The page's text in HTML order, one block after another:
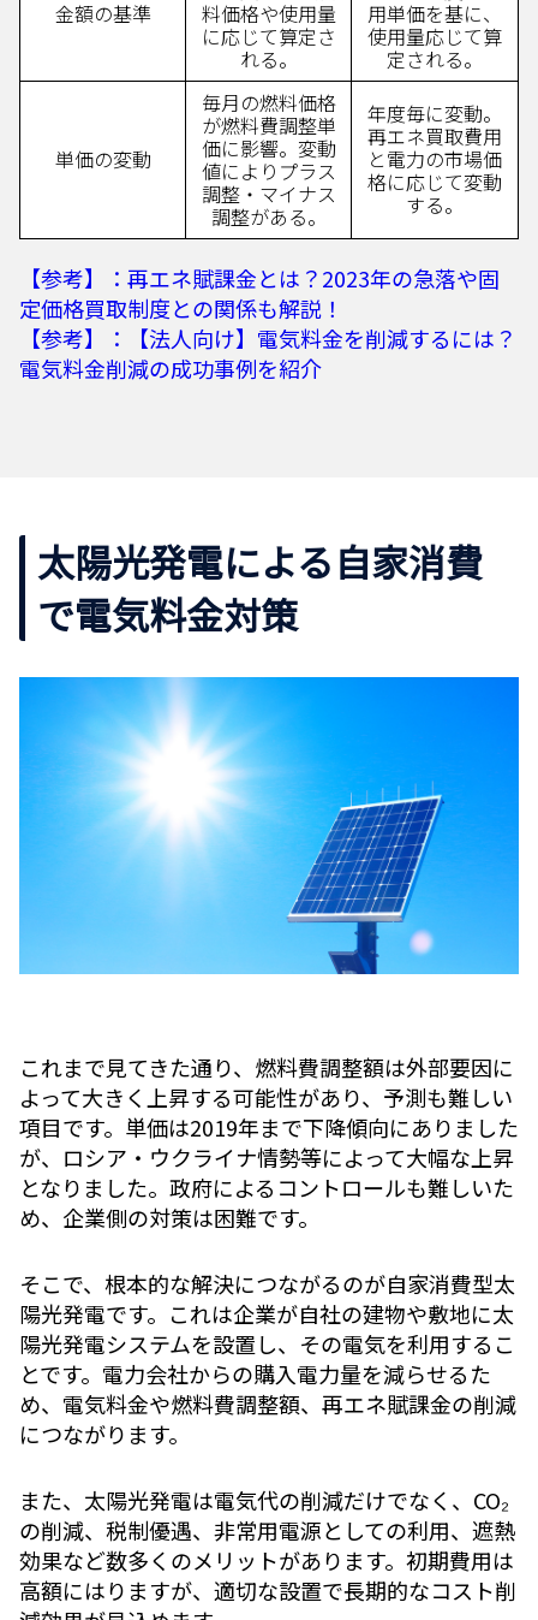
金額の基準 料価格や使用量
に応じて算定さ
れる。
用単価を基に、
使用量応じて算
定される。
単価の変動
毎月の燃料価格
が燃料費調整単
価に影響。変動
値によりプラス
調整・マイナス
調整がある。
年度毎に変動。
再エネ買取費用
と電力の市場価
格に応じて変動
する。
【参考】：再エネ賦課金とは？2023年の急落や固
定価格買取制度との関係も解説！
【参考】：【法人向け】電気料金を削減するには？
電気料金削減の成功事例を紹介
太陽光発電による自家消費
で電気料金対策
これまで見てきた通り、燃料費調整額は外部要因に
よって大きく上昇する可能性があり、予測も難しい
項目です。単価は2019年まで下降傾向にありました
が、ロシア・ウクライナ情勢等によって大幅な上昇
となりました。政府によるコントロールも難しいた
め、企業側の対策は困難です。
そこで、根本的な解決につながるのが自家消費型太
陽光発電です。これは企業が自社の建物や敷地に太
陽光発電システムを設置し、その電気を利用するこ
とです。電力会社からの購入電力量を減らせるた
め、電気料金や燃料費調整額、再エネ賦課金の削減
につながります。
また、太陽光発電は電気代の削減だけでなく、CO₂
の削減、税制優遇、非常用電源としての利用、遮熱
効果など数多くのメリットがあります。初期費用は
高額にはりますが、適切な設置で長期的なコスト削